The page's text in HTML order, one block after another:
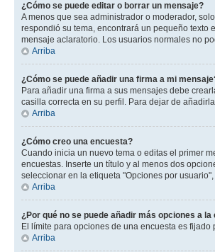
¿Cómo se puede editar o borrar un mensaje?
A menos que sea administrador o moderador,
respondió su tema, encontrará un pequeño texto
mensaje aclaratorio. Los usuarios normales no
Arriba
¿Cómo se puede añadir una firma a mi
Para añadir una firma a sus mensajes debe
casilla correcta en su perfil. Para dejar de
Arriba
¿Cómo creo una encuesta?
Cuando inicia un nuevo tema o editas el primer
encuestas. Inserte un título y al menos dos
seleccionar en la etiqueta "Opciones por
Arriba
¿Por qué no se puede añadir más opciones a la
El límite para opciones de una encuesta es
Arriba